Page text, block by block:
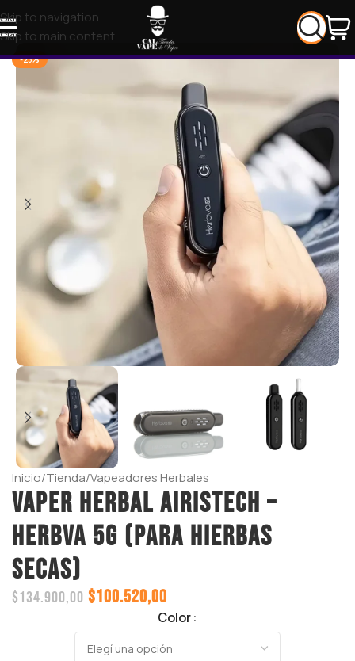
Skip to navigation
Skip to main content
-25%
Inicio/Tienda/Vapeadores Herbales
Vaper HERBAL AIRISTECH –
HERBVA 5G (para Hierbas
Secas)
$134.900,00 $100.520,00
Color